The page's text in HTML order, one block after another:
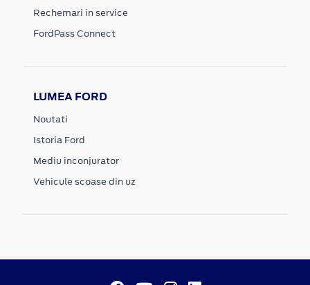
Rechemari in service
FordPass Connect
LUMEA FORD
Noutati
Istoria Ford
Mediu inconjurator
Vehicule scoase din uz